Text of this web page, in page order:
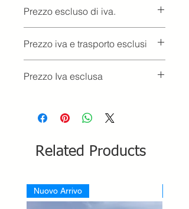
Prezzo escluso di iva.
Prezzo iva e trasporto esclusi
Prezzo Iva esclusa
Related Products
Nuovo Arrivo